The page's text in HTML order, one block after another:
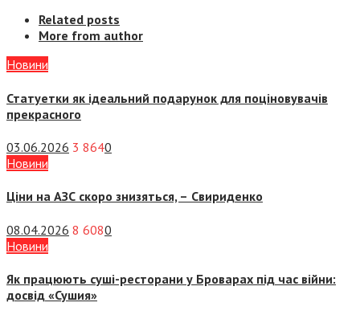
Related posts
More from author
Новини
Статуетки як ідеальний подарунок для поціновувачів
прекрасного
03.06.2026 3 8640
Новини
Ціни на АЗС скоро знизяться, – Свириденко
08.04.2026 8 6080
Новини
Як працюють суші-ресторани у Броварах під час війни:
досвід «Сушия»